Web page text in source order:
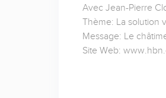
Avec Jean-Pierre
Thème: La solution
Message: Le
Site Web: